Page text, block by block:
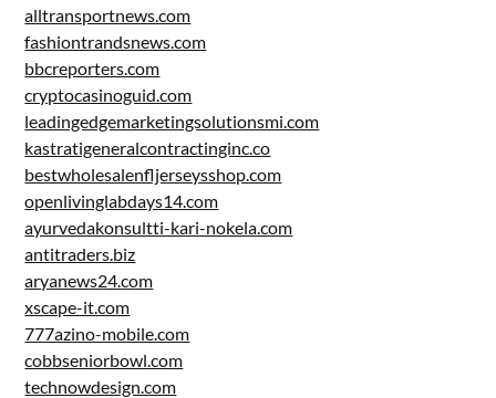
alltransportnews.com
fashiontrandsnews.com
bbcreporters.com
cryptocasinoguid.com
leadingedgemarketingsolutionsmi.com
kastratigeneralcontractinginc.co
bestwholesalenfljerseysshop.com
openlivinglabdays14.com
ayurvedakonsultti-kari-nokela.com
antitraders.biz
aryanews24.com
xscape-it.com
777azino-mobile.com
cobbseniorbowl.com
technowdesign.com